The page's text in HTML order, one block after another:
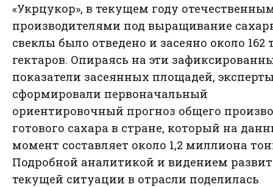
«Укрцукор», в текущем году
производителями под выращивание
свеклы было отведено и засеяно около 162
гектаров. Опираясь на эти
показатели засеянных площадей,
сформировали первоначальный
ориентировочный прогноз общего
готового сахара в стране, который на
момент составляет около 1,2 миллиона
Подробной аналитикой и видением
текущей ситуации в отрасли поделилась